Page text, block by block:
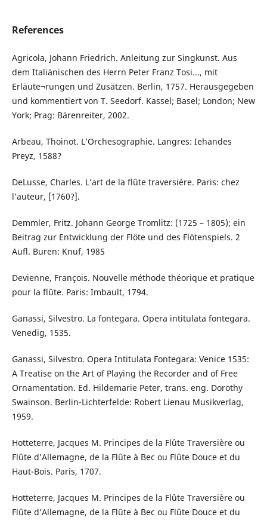
References
Agricola, Johann Friedrich. Anleitung zur Singkunst. Aus
dem Italiänischen des Herrn Peter Franz Tosi..., mit
Erläute¬rungen und Zusätzen. Berlin, 1757. Herausgegeben
und kommentiert von T. Seedorf. Kassel; Basel; London; New
York; Prag: Bärenreiter, 2002.
Arbeau, Thoinot. L’Orchesographie. Langres: Іehandes
Preyz, 1588?
DeLusse, Charles. L’art de la flûte traversière. Paris: chez
l’auteur, [1760?].
Demmler, Fritz. Johann George Tromlitz: (1725 – 1805); ein
Beitrag zur Entwicklung der Flöte und des Flötenspiels. 2
Aufl. Buren: Knuf, 1985
Devienne, François. Nouvelle méthode théorique et pratique
pour la flûte. Paris: Imbault, 1794.
Ganassi, Silvestro. La fontegara. Opera intitulata fontegara.
Venedig, 1535.
Ganassi, Silvestro. Opera Intitulata Fontegara: Venice 1535:
A Treatise on the Art of Playing the Recorder and of Free
Ornamentation. Ed. Hildemarie Peter, trans. eng. Dorothy
Swainson. Berlin-Lichterfelde: Robert Lienau Musikverlag,
1959.
Hotteterre, Jacques M. Principes de la Flûte Traversière ou
Flûte d’Allemagne, de la Flûte à Bec ou Flûte Douce et du
Haut-Bois. Paris, 1707.
Hotteterre, Jacques M. Principes de la Flûte Traversière ou
Flûte d’Allemagne, de la Flûte à Bec ou Flûte Douce et du